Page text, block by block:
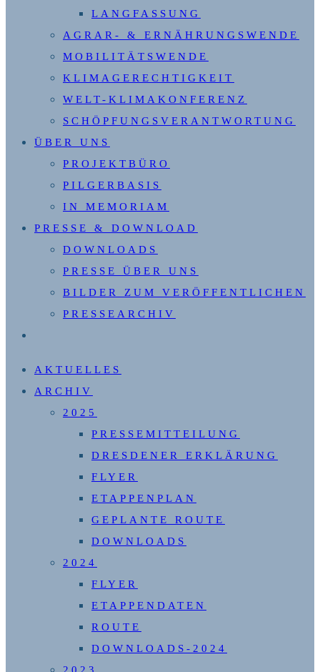
LANGFASSUNG
AGRAR- & ERNÄHRUNGSWENDE
MOBILITÄTSWENDE
KLIMAGERECHTIGKEIT
WELT-KLIMAKONFERENZ
SCHÖPFUNGSVERANTWORTUNG
ÜBER UNS
PROJEKTBÜRO
PILGERBASIS
IN MEMORIAM
PRESSE & DOWNLOAD
DOWNLOADS
PRESSE ÜBER UNS
BILDER ZUM VERÖFFENTLICHEN
PRESSEARCHIV
UMSCHALTEN
AKTUELLES
ARCHIV
2025
PRESSEMITTEILUNG
DRESDENER ERKLÄRUNG
FLYER
ETAPPENPLAN
GEPLANTE ROUTE
DOWNLOADS
2024
FLYER
ETAPPENDATEN
ROUTE
DOWNLOADS-2024